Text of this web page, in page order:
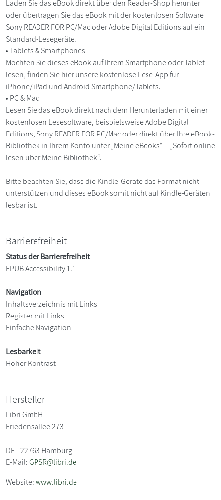
Laden Sie das eBook direkt über den Reader-Shop herunter
oder übertragen Sie das eBook mit der kostenlosen Software
Sony READER FOR PC/Mac oder Adobe Digital Editions auf ein
Standard-Lesegeräte.
• Tablets & Smartphones
Möchten Sie dieses eBook auf Ihrem Smartphone oder Tablet
lesen, finden Sie hier unsere kostenlose Lese-App für
iPhone/iPad und Android Smartphone/Tablets.
• PC & Mac
Lesen Sie das eBook direkt nach dem Herunterladen mit einer
kostenlosen Lesesoftware, beispielsweise Adobe Digital
Editions, Sony READER FOR PC/Mac oder direkt über Ihre eBook-
Bibliothek in Ihrem Konto unter „Meine eBooks“ - „Sofort online
lesen über Meine Bibliothek“.
Bitte beachten Sie, dass die Kindle-Geräte das Format nicht
unterstützen und dieses eBook somit nicht auf Kindle-Geräten
lesbar ist.
Barrierefreiheit
Status der Barrierefreiheit
EPUB Accessibility 1.1
Navigation
Inhaltsverzeichnis mit Links
Register mit Links
Einfache Navigation
Lesbarkeit
Hoher Kontrast
Hersteller
Libri GmbH
Friedensallee 273
DE - 22763 Hamburg
E-Mail:GPSR@libri.de
Website:www.libri.de